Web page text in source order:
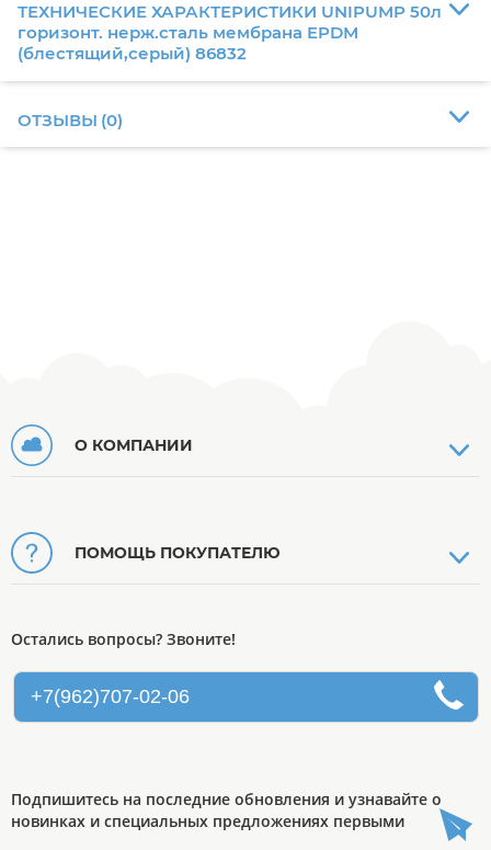
ТЕХНИЧЕСКИЕ ХАРАКТЕРИСТИКИ UNIPUMP 50л
горизонт. нерж.сталь мембрана EPDM
(блестящий,серый) 86832
ОТЗЫВЫ (0)
О КОМПАНИИ
ПОМОЩЬ ПОКУПАТЕЛЮ
Остались вопросы? Звоните!
+7(962)707-02-06
Подпишитесь на последние обновления и узнавайте о
новинках и специальных предложениях первыми